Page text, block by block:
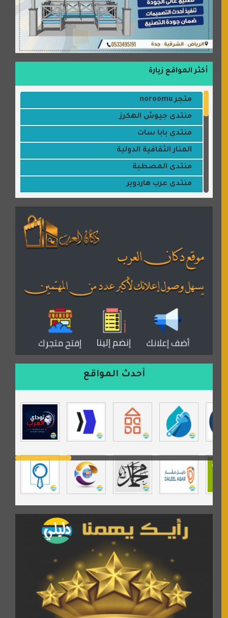
أكثر المواقع زيارة
متجر noroomu
منتدى جيوش الهكرز
منتدى بابا سات
المنار الثقافية الدولية
منتدى المصطبة
منتدى عرب هاردوير
القران للجميع
منتدى همسات روائية
المكتبة الصوتية للقران الكريم
منتدى عدلات
موقع مداد الإسلامي
ورشة زهرة لورا للحدادة
موقع حراج خدمة
تي في قران
موسوعة نور الرحمن
مندى غرام
مردة سوفت
السبيل
أحدث المواقع